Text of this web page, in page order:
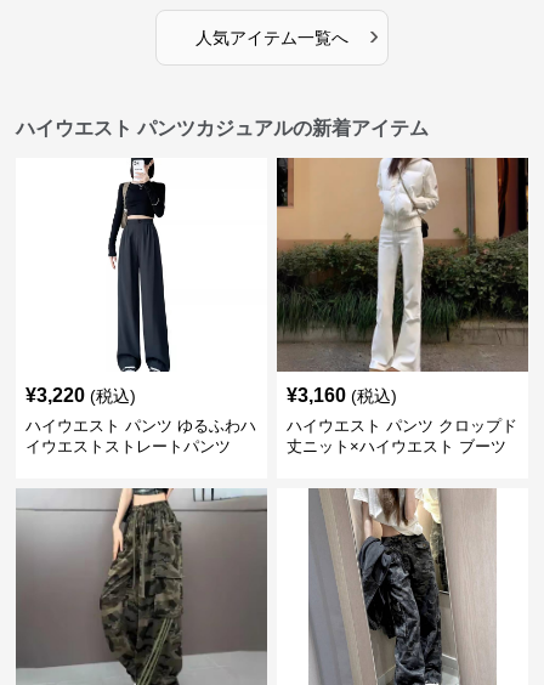
人気アイテム一覧へ ›
ハイウエスト パンツカジュアルの新着アイテム
¥3,220 (税込)
ハイウエスト パンツ ゆるふわハ
イウエストストレートパンツ
¥3,160 (税込)
ハイウエスト パンツ クロップド
丈ニット×ハイウエスト ブーツ